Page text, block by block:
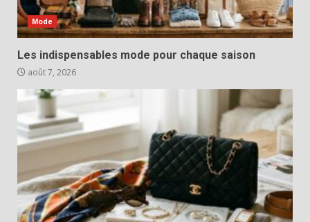
Mode
Les indispensables mode pour chaque saison
août 7, 2026